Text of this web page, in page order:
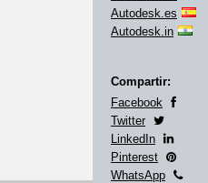
Autodesk.es
Autodesk.in
Compartir:
Facebook
Twitter
LinkedIn
Pinterest
WhatsApp